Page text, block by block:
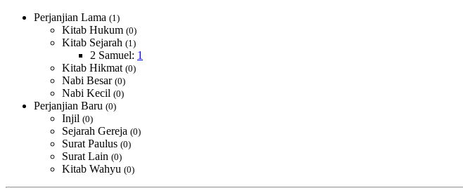
Perjanjian Lama (1)
Kitab Hukum (0)
Kitab Sejarah (1)
2 Samuel: 1
Kitab Hikmat (0)
Nabi Besar (0)
Nabi Kecil (0)
Perjanjian Baru (0)
Injil (0)
Sejarah Gereja (0)
Surat Paulus (0)
Surat Lain (0)
Kitab Wahyu (0)